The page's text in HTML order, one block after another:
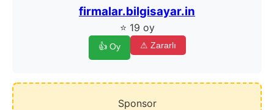
firmalar.bilgisayar.in
⭐ 19 oy
👍 Oy ⚠ Zararlı
Sponsor